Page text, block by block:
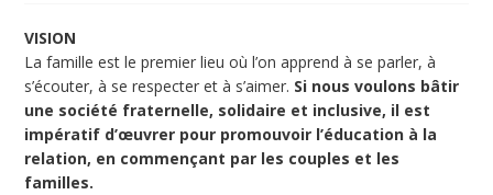
VISION
La famille est le premier lieu où l’on apprend à se parler, à
s’écouter, à se respecter et à s’aimer. Si nous voulons bâtir
une société fraternelle, solidaire et inclusive, il est
impératif d’œuvrer pour promouvoir l’éducation à la
relation, en commençant par les couples et les
familles.